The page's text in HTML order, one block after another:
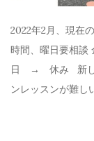
2022年2月、現在
時間、曜日要相
日 → 休み 新しく
ンレッスンが難